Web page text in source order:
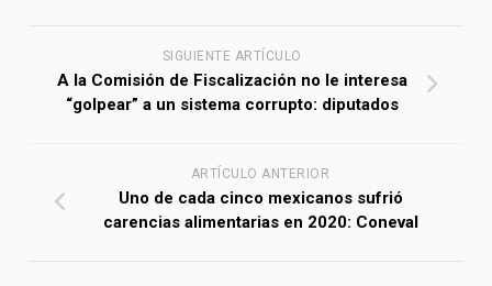
SIGUIENTE ARTÍCULO
A la Comisión de Fiscalización no le interesa
“golpear” a un sistema corrupto: diputados
ARTÍCULO ANTERIOR
Uno de cada cinco mexicanos sufrió
carencias alimentarias en 2020: Coneval